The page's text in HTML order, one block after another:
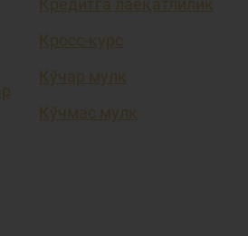
Кредитга лаёқатлилик
Кросс-курс
Кўчар мулк
Кўчмас мулк